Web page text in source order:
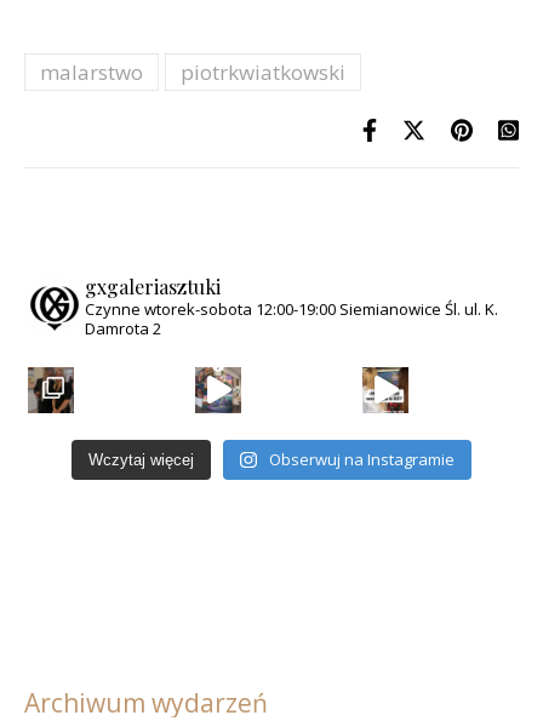
malarstwo piotrkwiatkowski
gxgaleriasztuki
Czynne wtorek-sobota 12:00-19:00 Siemianowice Śl. ul. K.
Damrota 2
Wczytaj więcej Obserwuj na Instagramie
Archiwum wydarzeń